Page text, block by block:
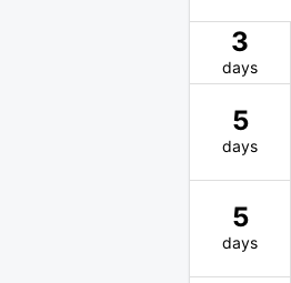
3
days
5
days
5
days